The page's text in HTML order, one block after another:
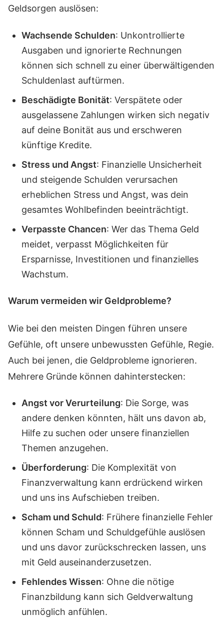
Geldsorgen auslösen:
Wachsende Schulden: Unkontrollierte
Ausgaben und ignorierte Rechnungen
können sich schnell zu einer überwältigenden
Schuldenlast auftürmen.
Beschädigte Bonität: Verspätete oder
ausgelassene Zahlungen wirken sich negativ
auf deine Bonität aus und erschweren
künftige Kredite.
Stress und Angst: Finanzielle Unsicherheit
und steigende Schulden verursachen
erheblichen Stress und Angst, was dein
gesamtes Wohlbefinden beeinträchtigt.
Verpasste Chancen: Wer das Thema Geld
meidet, verpasst Möglichkeiten für
Ersparnisse, Investitionen und finanzielles
Wachstum.
Warum vermeiden wir Geldprobleme?
Wie bei den meisten Dingen führen unsere
Gefühle, oft unsere unbewussten Gefühle, Regie.
Auch bei jenen, die Geldprobleme ignorieren.
Mehrere Gründe können dahinterstecken:
Angst vor Verurteilung: Die Sorge, was
andere denken könnten, hält uns davon ab,
Hilfe zu suchen oder unsere finanziellen
Themen anzugehen.
Überforderung: Die Komplexität von
Finanzverwaltung kann erdrückend wirken
und uns ins Aufschieben treiben.
Scham und Schuld: Frühere finanzielle Fehler
können Scham und Schuldgefühle auslösen
und uns davor zurückschrecken lassen, uns
mit Geld auseinanderzusetzen.
Fehlendes Wissen: Ohne die nötige
Finanzbildung kann sich Geldverwaltung
unmöglich anfühlen.